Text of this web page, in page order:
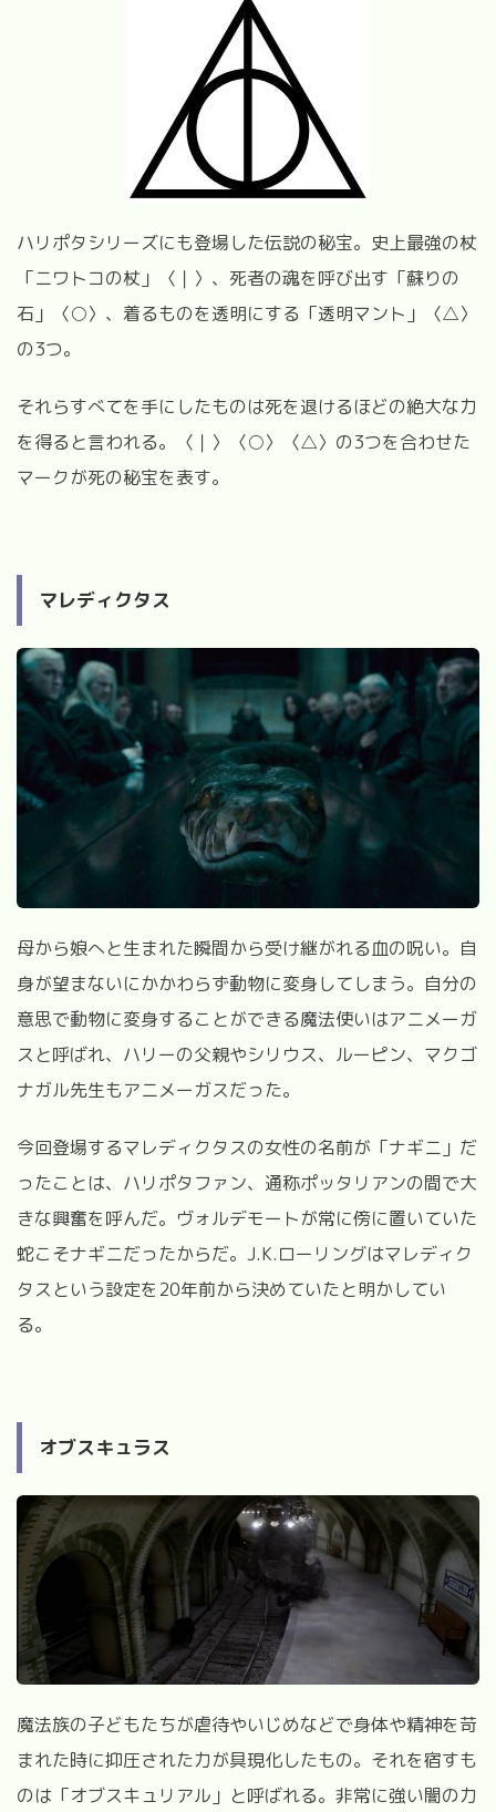
ハリポタシリーズにも登場した伝説の秘宝。史上最強の杖
「ニワトコの杖」〈｜〉、死者の魂を呼び出す「蘇りの
石」〈○〉、着るものを透明にする「透明マント」〈△〉
の3つ。
それらすべてを手にしたものは死を退けるほどの絶大な力
を得ると言われる。〈｜〉〈○〉〈△〉の3つを合わせた
マークが死の秘宝を表す。
マレディクタス
母から娘へと生まれた瞬間から受け継がれる血の呪い。自
身が望まないにかかわらず動物に変身してしまう。 自分の
意思で動物に変身することができる魔法使いはアニメーガ
スと呼ばれ、ハリーの父親やシリウス、ルーピン、マクゴ
ナガル先生もアニメーガスだった。
今回登場するマレディクタスの女性の名前が「ナギニ」だ
ったことは、ハリポタファン、通称ポッタリアンの間で大
きな興奮を呼んだ。ヴォルデモートが常に傍に置いていた
蛇こそナギニだったからだ。 J.K.ローリングはマレディク
タスという設定を20年前から決めていたと明かしてい
る。
オブスキュラス
魔法族の子どもたちが虐待やいじめなどで身体や精神を苛
まれた時に抑圧された力が具現化したもの。それを宿すも
のは「オブスキュリアル」と呼ばれる。非常に強い闇の力